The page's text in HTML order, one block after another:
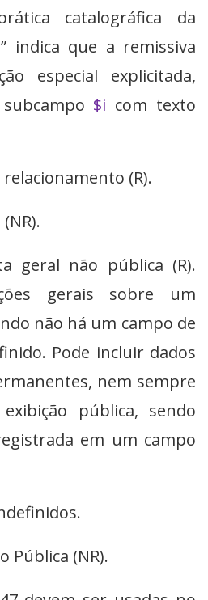
catalográfica da
indica que a remissiva
especial explicitada,
$i com texto
(R).
geral não pública (R).
gerais sobre um
não há um campo de
Pode incluir dados
nem sempre
pública, sendo
em um campo
Pública (NR).